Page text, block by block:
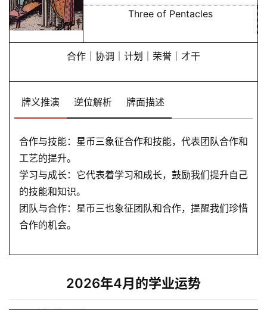
Three of Pentacles
合作｜协调｜计划｜荣誉｜才干
牌义推演 逆位解析 牌面描述
合作与技能：星币三象征合作和技能，代表团队合作和
工艺的提升。
学习与成长：它代表着学习和成长，鼓励我们提升自己
的技能和知识。
团队与合作：星币三也象征团队和合作，提醒我们珍惜
合作的机会。
2026年4月的学业运势